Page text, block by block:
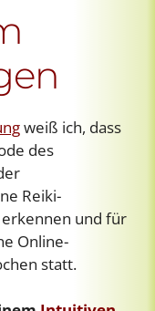
weiß ich, dass
des
Reiki-
und für
Online-
statt.